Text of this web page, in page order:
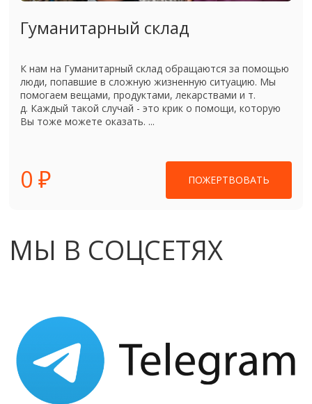
Гуманитарный склад
К нам на Гуманитарный склад обращаются за помощью
люди, попавшие в сложную жизненную ситуацию. Мы
помогаем вещами, продуктами, лекарствами и т.
д. Каждый такой случай - это крик о помощи, которую
Вы тоже можете оказать. ...
0 ₽ ПОЖЕРТВОВАТЬ
МЫ В СОЦСЕТЯХ